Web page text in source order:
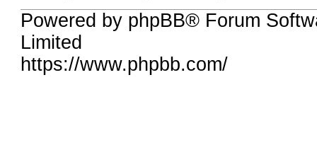
Powered by phpBB® Forum
Limited
https://www.phpbb.com/